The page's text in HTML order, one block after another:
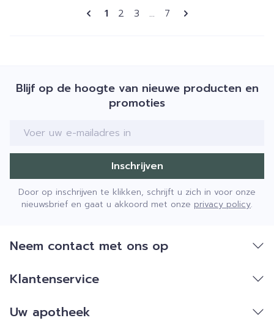
Pagina's
U lees momenteel pagina
1 Pagina
2 Pagina
3 ... Pagina
7
Blijf op de hoogte van nieuwe producten en
promoties
E-mail adres
Inschrijven
Door op inschrijven te klikken, schrijft u zich in voor onze
nieuwsbrief en gaat u akkoord met onze privacy policy.
Neem contact met ons op
Klantenservice
Uw apotheek